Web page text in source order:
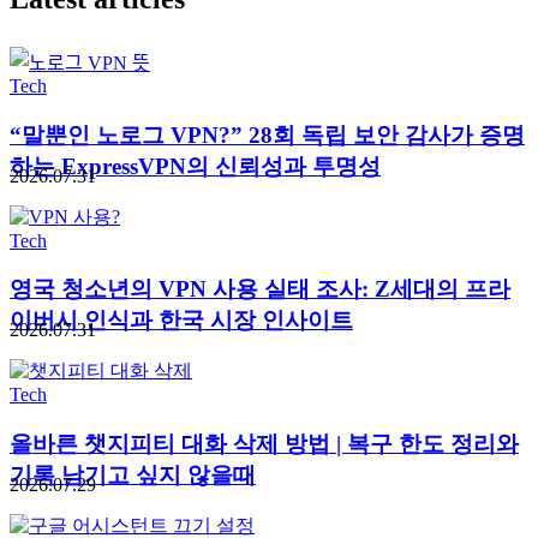
Tech
“말뿐인 노로그 VPN?” 28회 독립 보안 감사가 증명
하는 ExpressVPN의 신뢰성과 투명성
2026.07.31
Tech
영국 청소년의 VPN 사용 실태 조사: Z세대의 프라
이버시 인식과 한국 시장 인사이트
2026.07.31
Tech
올바른 챗지피티 대화 삭제 방법 | 복구 한도 정리와
기록 남기고 싶지 않을때
2026.07.29